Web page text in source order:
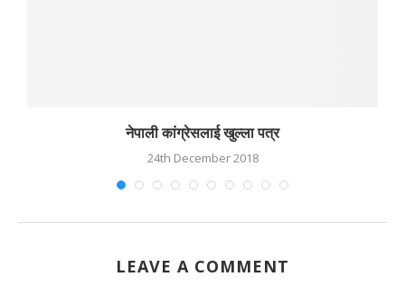
नेपाली कांग्रेसलाई खुल्ला पत्र
24th December 2018
LEAVE A COMMENT